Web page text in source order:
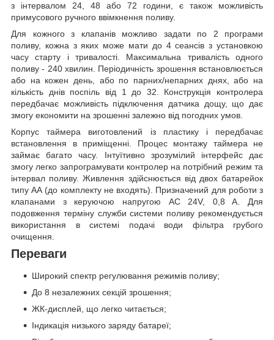
з інтервалом 24, 48 або 72 години, є також можливість
примусового ручного ввімкнення поливу.
Для кожного з клапанів можливо задати по 2 програми
поливу, кожна з яких може мати до 4 сеансів з установкою
часу старту і тривалості. Максимальна тривалість одного
поливу - 240 хвилин. Періодичність зрошення встановлюється
або на кожен день, або по парних/непарних днях, або на
кількість днів поспіль від 1 до 32. Конструкція контролера
передбачає можливість підключення датчика дощу, що дає
змогу економити на зрошенні залежно від погодних умов.
Корпус таймера виготовлений із пластику і передбачає
встановлення в приміщенні. Процес монтажу таймера не
займає багато часу. Інтуїтивно зрозумілий інтерфейс дає
змогу легко запрограмувати контролер на потрібний режим та
інтервал поливу. Живлення здійснюється від двох батарейок
типу АА (до комплекту не входять). Призначений для роботи з
клапанами з керуючою напругою AC 24V, 0,8 A. Для
подовження терміну служби системи поливу рекомендується
використання в системі подачі води фільтра грубого
очищення.
Переваги
Широкий спектр регулювання режимів поливу;
До 8 незалежних секцій зрошення;
ЖК-дисплей, що легко читається;
Індикація низького заряду батареї;